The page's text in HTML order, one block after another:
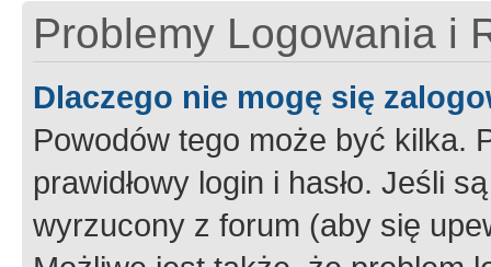
Problemy Logowania i
Dlaczego nie mogę się
Powodów tego może być kilka.
prawidłowy login i hasło. Jeśli
wyrzucony z forum (aby się